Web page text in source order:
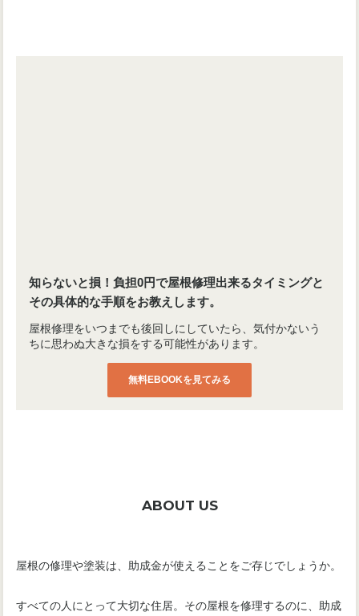
知らないと損！負担0円で屋根修理出来るタイミングと
その具体的な手順をお教えします。
屋根修理をいつまでも後回しにしていたら、気付かないう
ちに思わぬ大きな損をする可能性があります。
無料EBOOKを見てみる
ABOUT US
屋根の修理や塗装は、助成金が使えることをご存じでしょうか。
すべての人にとって大切な住居。その屋根を修理するのに、助成